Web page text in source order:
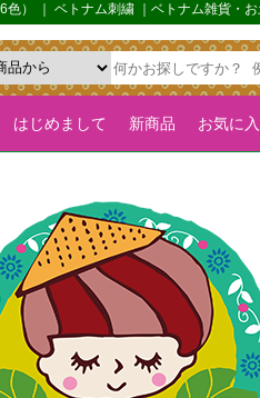
るためのフラグ*}>
） ｜ ベトナム刺繍 ｜ベトナム雑貨・
はじめまして 新商品 お気に